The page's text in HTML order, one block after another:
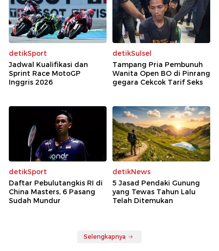
detikSport
Jadwal Kualifikasi dan
Sprint Race MotoGP
Inggris 2026
detikSulsel
Tampang Pria Pembunuh
Wanita Open BO di Pinrang
gegara Cekcok Tarif Seks
detikSport
Daftar Pebulutangkis RI di
China Masters, 6 Pasang
Sudah Mundur
detikNews
5 Jasad Pendaki Gunung
yang Tewas Tahun Lalu
Telah Ditemukan
Selengkapnya